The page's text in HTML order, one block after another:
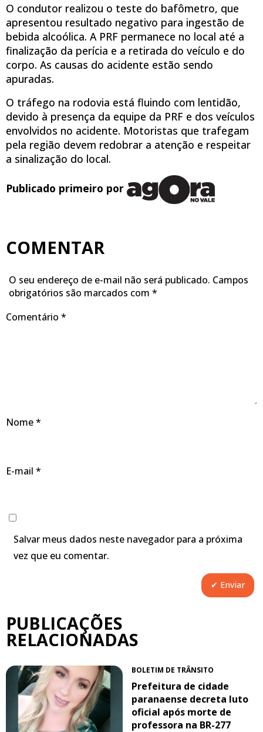
O condutor realizou o teste do bafômetro, que
apresentou resultado negativo para ingestão de
bebida alcoólica. A PRF permanece no local até a
finalização da perícia e a retirada do veículo e do
corpo. As causas do acidente estão sendo
apuradas.
O tráfego na rodovia está fluindo com lentidão,
devido à presença da equipe da PRF e dos veículos
envolvidos no acidente. Motoristas que trafegam
pela região devem redobrar a atenção e respeitar
a sinalização do local.
Publicado primeiro por
COMENTAR
O seu endereço de e-mail não será publicado. Campos
obrigatórios são marcados com *
Comentário *
Nome*
E-mail *
Salvar meus dados neste navegador para a próxima
vez que eu comentar.
PUBLICAÇÕES
RELACIONADAS
BOLETIM DE TRÂNSITO
Prefeitura de cidade
paranaense decreta luto
oficial após morte de
professora na BR-277